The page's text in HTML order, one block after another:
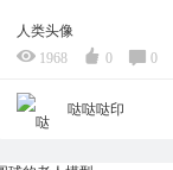
人类头像
1968
0 0
哒哒哒印